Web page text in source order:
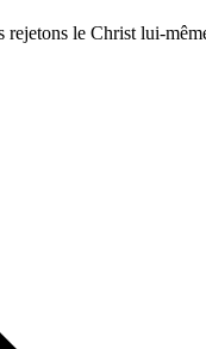
le Christ lui-